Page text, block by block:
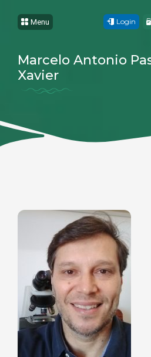
Marcelo Antonio
Xavier
Menu Login